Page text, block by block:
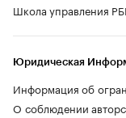
Школа управления
Юридическая
Информация об
О соблюдении